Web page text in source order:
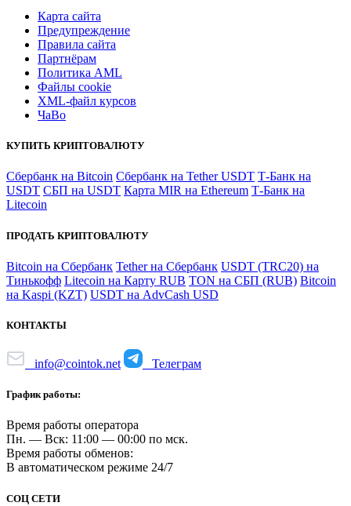
Карта сайта
Предупреждение
Правила сайта
Партнёрам
Политика AML
Файлы coоkie
XML-файл курсов
ЧаВо
КУПИТЬ КРИПТОВАЛЮТУ
Сбербанк на Bitcoin Сбербанк на Tether USDT Т-Банк на
USDT СБП на USDT Карта MIR на Ethereum Т-Банк на
Litecoin
ПРОДАТЬ КРИПТОВАЛЮТУ
Bitcoin на Сбербанк Tether на Сбербанк USDT (TRC20) на
Тинькофф Litecoin на Карту RUB TON на СБП (RUB) Bitcoin
на Kaspi (KZT) USDT на AdvCash USD
КОНТАКТЫ
info@cointok.net Телеграм
График работы:
Время работы оператора
Пн. — Вск: 11:00 — 00:00 по мск.
Время работы обменов:
В автоматическом режиме 24/7
СОЦ СЕТИ